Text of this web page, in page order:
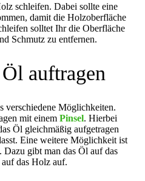
schleifen. Dabei sollte eine
damit die Holzoberfläche
solltet Ihr die Oberfläche
Schmutz zu entfernen.
auftragen
verschiedene Möglichkeiten.
mit einem Pinsel. Hierbei
Öl gleichmäßig aufgetragen
Eine weitere Möglichkeit ist
gibt man das Öl auf das
das Holz auf.